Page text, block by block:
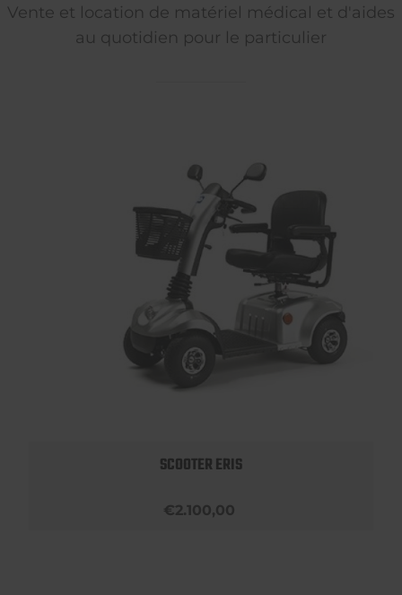
Vente et location de matériel médical et d'aides
au quotidien pour le particulier
SCOOTER ERIS
€2.100,00